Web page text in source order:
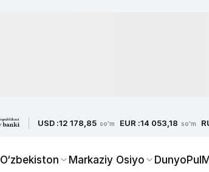
USD :12 178,85 so'm EUR :14 053,18 so'm
O‘zbekiston Markaziy Osiyo DunyoPul